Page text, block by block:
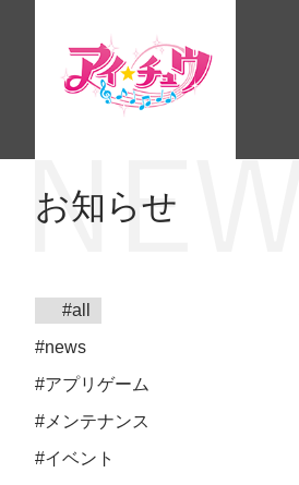
お知らせ
#all
#news
#アプリゲーム
#メンテナンス
#イベント